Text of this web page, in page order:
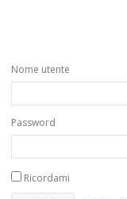
Nome utente
Password
Ricordami